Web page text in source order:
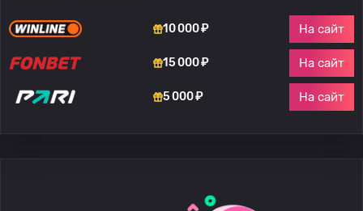
10 000 ₽ На сайт
15 000 ₽ На сайт
5 000 ₽ На сайт